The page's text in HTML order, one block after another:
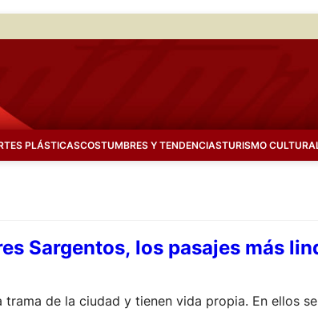
PLÁSTICASCOSTUMBRES Y TENDENCIASTURISMO
Sargentos, los pasajes más
trama de la ciudad y tienen vida propia. En ellos